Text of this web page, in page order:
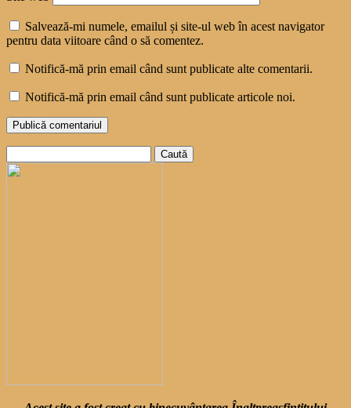
Salvează-mi numele, emailul și site-ul web în acest navigator
pentru data viitoare când o să comentez.
Notifică-mă prin email când sunt publicate alte comentarii.
Notifică-mă prin email când sunt publicate articole noi.
după: